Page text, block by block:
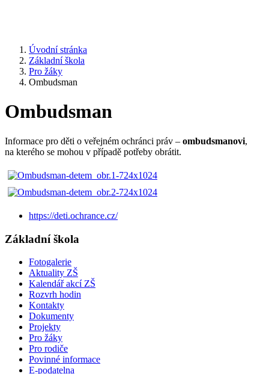
Úvodní stránka
Základní škola
Pro žáky
Ombudsman
Ombudsman
Informace pro děti o veřejném ochránci práv – ombudsmanovi,
na kterého se mohou v případě potřeby obrátit.
https://deti.ochrance.cz/
Základní škola
Fotogalerie
Aktuality ZŠ
Kalendář akcí ZŠ
Rozvrh hodin
Kontakty
Dokumenty
Projekty
Pro žáky
Pro rodiče
Povinné informace
E-podatelna